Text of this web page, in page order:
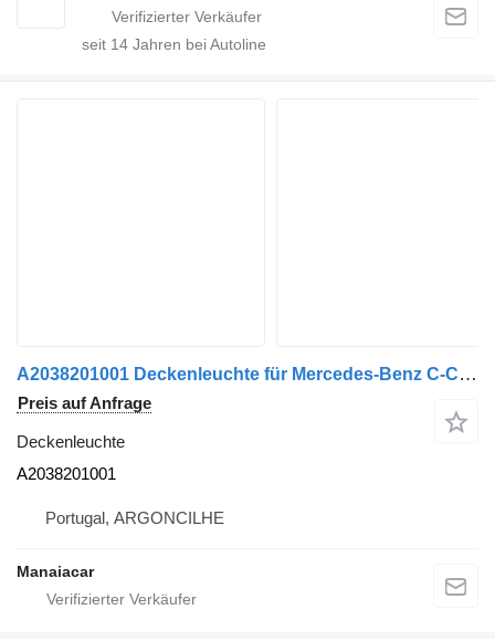
seit 14 Jahren bei Autoline
A2038201001 Deckenleuchte für Mercedes-Benz C-CLASS (W203) | 00 - 07 Auto
Preis auf Anfrage
Deckenleuchte
A2038201001
Portugal, ARGONCILHE
Manaiacar